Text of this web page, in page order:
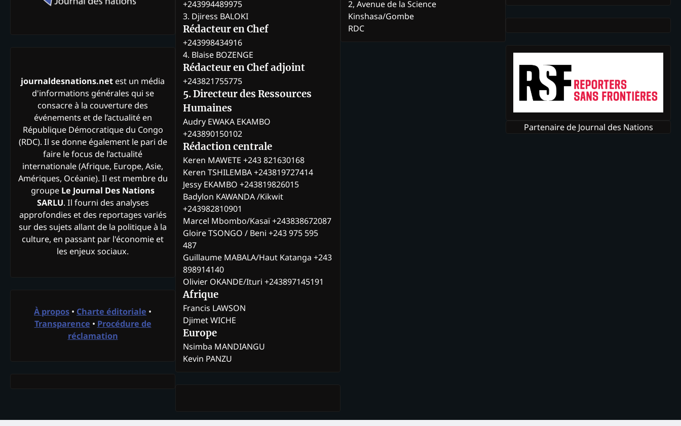
journaldesnations.net est un média
d'informations générales qui se
consacre à la couverture des
événements et de l’actualité en
République Démocratique du Congo
(RDC). Il se donne également le pari de
faire le focus de l’actualité
internationale (Afrique, Europe, Asie,
Amériques, Océanie). Il est membre du
groupe Le Journal Des Nations
SARLU. Il fourni des analyses
approfondies et des reportages variés
sur des sujets allant de la politique à la
culture, en passant par l'économie et
les enjeux sociaux.
À propos • Charte éditoriale •
Transparence • Procédure de
réclamation
+243994489975
3. Djiress BALOKI
Rédacteur en Chef
+243998434916
4. Blaise BOZENGE
Rédacteur en Chef adjoint
+243821755775
5. Directeur des Ressources
Humaines
Audry EWAKA EKAMBO
+243890150102
Rédaction centrale
Keren MAWETE +243 821630168
Keren TSHILEMBA +243819727414
Jessy EKAMBO +243819826015
Badylon KAWANDA /Kikwit
+243982810901
Marcel Mbombo/Kasaï +243838672087
Gloire TSONGO / Beni +243 975 595
487
Guillaume MABALA/Haut Katanga +243
898914140
Olivier OKANDE/Ituri +243897145191
Afrique
Francis LAWSON
Djimet WICHE
Europe
Nsimba MANDIANGU
Kevin PANZU
2, Avenue de la Science
Kinshasa/Gombe
RDC
Partenaire de Journal des Nations